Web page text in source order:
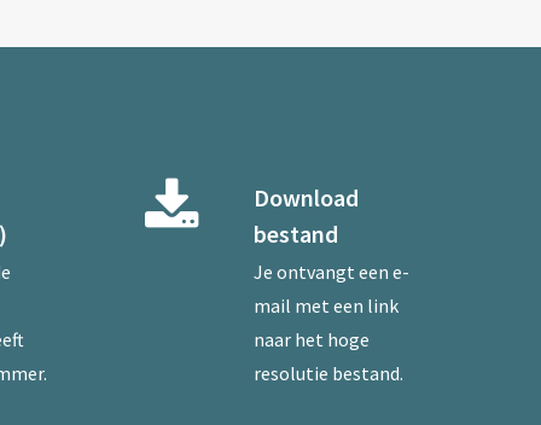
Download
bestand
Je ontvangt een e-
mail met een link
naar het hoge
resolutie bestand.